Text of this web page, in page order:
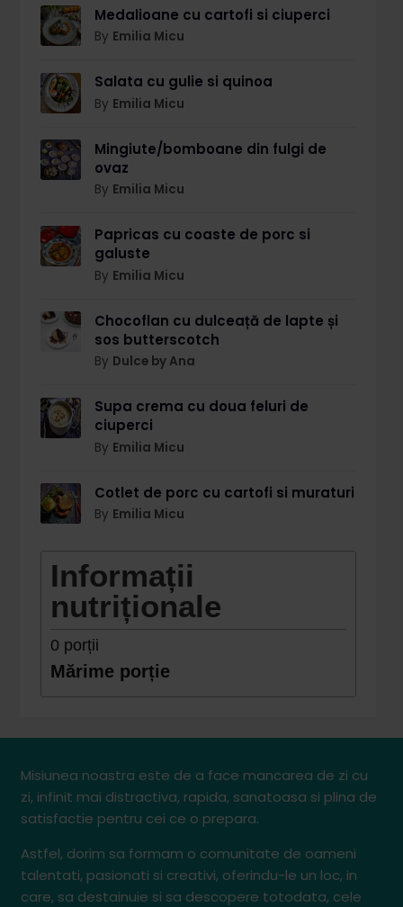
Medalioane cu cartofi si ciuperci
By Emilia Micu
Salata cu gulie si quinoa
By Emilia Micu
Mingiute/bomboane din fulgi de
ovaz
By Emilia Micu
Papricas cu coaste de porc si
galuste
By Emilia Micu
Chocoflan cu dulceață de lapte și
sos butterscotch
By Dulce by Ana
Supa crema cu doua feluri de
ciuperci
By Emilia Micu
Cotlet de porc cu cartofi si muraturi
By Emilia Micu
Informații
nutriționale
0 porții
Mărime porție
Misiunea noastra este de a face mancarea de zi cu
zi, infinit mai distractiva, rapida, sanatoasa si plina de
satisfactie pentru cei ce o prepara.
Astfel, dorim sa formam o comunitate de oameni
talentati, pasionati si creativi, oferindu-le un loc, in
care, sa destainuie si sa descopere totodata, cele